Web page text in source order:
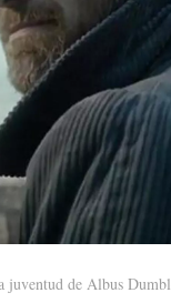
juventud de Albus